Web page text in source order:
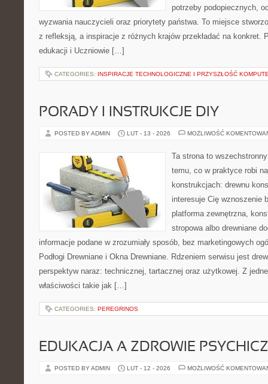
potrzeby podopiecznych,
wyzwania nauczycieli oraz priorytety państwa. To miejsce
z refleksją, a inspiracje z różnych krajów przekładać na konkret.
edukacji i Uczniowie […]
CATEGORIES: INSPIRACJE TECHNOLOGICZNE I PRZYSZŁOŚĆ
PORADY I INSTRUKCJE DIY
POSTED BY ADMIN LUT - 13 - 2026 MOŻLIWOŚĆ
Ta strona to
temu, co w praktyce robi
konstrukcjach: drewnu
interesuje Cię wznoszenie
platforma zewnętrzna,
stropowa albo drewniane
informacje podane w zrozumiały sposób, bez marketingowych
Podłogi Drewniane i Okna Drewniane. Rdzeniem serwisu jest
perspektyw naraz: technicznej, tartacznej oraz użytkowej. Z
właściwości takie jak […]
CATEGORIES: PEREGRINOS
EDUKACJA A ZDROWIE
POSTED BY ADMIN LUT - 12 - 2026 MOŻLIWOŚĆ